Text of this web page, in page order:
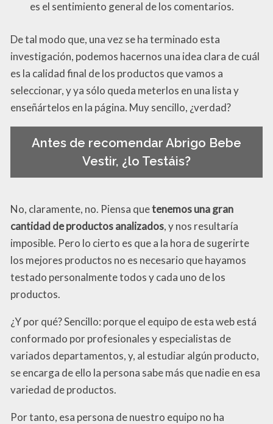
es el sentimiento general de los comentarios.
De tal modo que, una vez se ha terminado esta
investigación, podemos hacernos una idea clara de cuál
es la calidad final de los productos que vamos a
seleccionar, y ya sólo queda meterlos en una lista y
enseñártelos en la página. Muy sencillo, ¿verdad?
Antes de recomendar Abrigo Bebe
Vestir, ¿lo Testáis?
No, claramente, no. Piensa quetenemos una gran
cantidad de productos analizados, y nos resultaría
imposible. Pero lo cierto es que a la hora de sugerirte
los mejores productos no es necesario que hayamos
testado personalmente todos y cada uno de los
productos.
¿Y por qué? Sencillo: porque el equipo de esta web está
conformado por profesionales y especialistas de
variados departamentos, y, al estudiar algún producto,
se encarga de ello la persona sabe más que nadie en esa
variedad de productos.
Por tanto, esa persona de nuestro equipo no ha